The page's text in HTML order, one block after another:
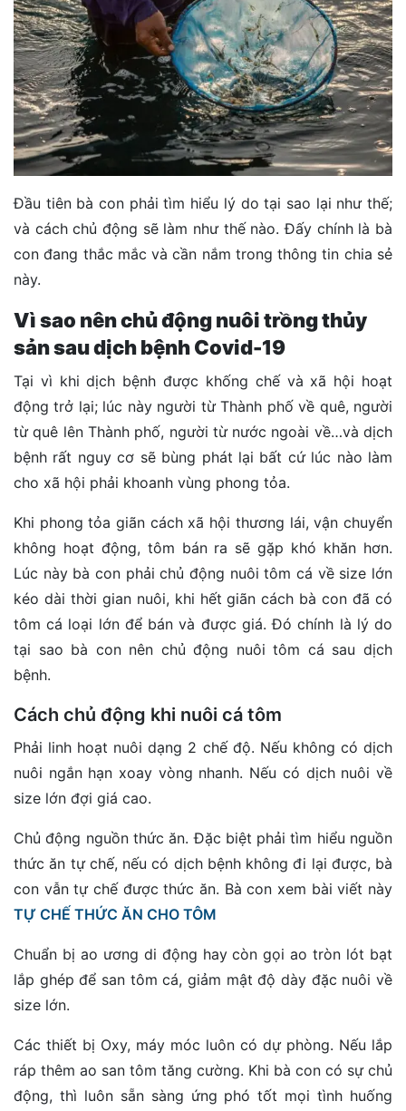
Đầu tiên bà con phải tìm hiểu lý do tại sao lại như thế;
và cách chủ động sẽ làm như thế nào. Đấy chính là bà
con đang thắc mắc và cần nắm trong thông tin chia sẻ
này.
Vì sao nên chủ động nuôi trồng thủy
sản sau dịch bệnh Covid-19
Tại vì khi dịch bệnh được khống chế và xã hội hoạt
động trở lại; lúc này người từ Thành phố về quê, người
từ quê lên Thành phố, người từ nước ngoài về…và dịch
bệnh rất nguy cơ sẽ bùng phát lại bất cứ lúc nào làm
cho xã hội phải khoanh vùng phong tỏa.
Khi phong tỏa giãn cách xã hội thương lái, vận chuyển
không hoạt động, tôm bán ra sẽ gặp khó khăn hơn.
Lúc này bà con phải chủ động nuôi tôm cá về size lớn
kéo dài thời gian nuôi, khi hết giãn cách bà con đã có
tôm cá loại lớn để bán và được giá. Đó chính là lý do
tại sao bà con nên chủ động nuôi tôm cá sau dịch
bệnh.
Cách chủ động khi nuôi cá tôm
Phải linh hoạt nuôi dạng 2 chế độ. Nếu không có dịch
nuôi ngắn hạn xoay vòng nhanh. Nếu có dịch nuôi về
size lớn đợi giá cao.
Chủ động nguồn thức ăn. Đặc biệt phải tìm hiểu nguồn
thức ăn tự chế, nếu có dịch bệnh không đi lại được, bà
con vẫn tự chế được thức ăn. Bà con xem bài viết này
TỰ CHẾ THỨC ĂN CHO TÔM
Chuẩn bị ao ương di động hay còn gọi ao tròn lót bạt
lắp ghép để san tôm cá, giảm mật độ dày đặc nuôi về
size lớn.
Các thiết bị Oxy, máy móc luôn có dự phòng. Nếu lắp
ráp thêm ao san tôm tăng cường. Khi bà con có sự chủ
động, thì luôn sẵn sàng ứng phó tốt mọi tình huống